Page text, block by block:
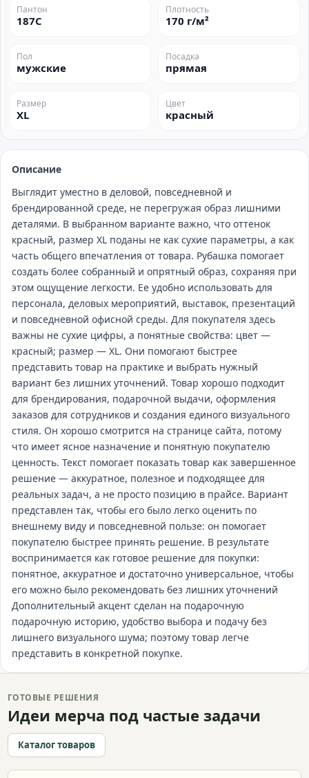
Пантон
187C
Плотность
170 г/м²
Пол
мужские
Посадка
прямая
Размер
XL
Цвет
красный
Описание
Выглядит уместно в деловой, повседневной и
брендированной среде, не перегружая образ лишними
деталями. В выбранном варианте важно, что оттенок
красный, размер XL поданы не как сухие параметры, а как
часть общего впечатления от товара. Рубашка помогает
создать более собранный и опрятный образ, сохраняя при
этом ощущение легкости. Ее удобно использовать для
персонала, деловых мероприятий, выставок, презентаций
и повседневной офисной среды. Для покупателя здесь
важны не сухие цифры, а понятные свойства: цвет —
красный; размер — XL. Они помогают быстрее
представить товар на практике и выбрать нужный
вариант без лишних уточнений. Товар хорошо подходит
для брендирования, подарочной выдачи, оформления
заказов для сотрудников и создания единого визуального
стиля. Он хорошо смотрится на странице сайта, потому
что имеет ясное назначение и понятную покупателю
ценность. Текст помогает показать товар как завершенное
решение — аккуратное, полезное и подходящее для
реальных задач, а не просто позицию в прайсе. Вариант
представлен так, чтобы его было легко оценить по
внешнему виду и повседневной пользе: он помогает
покупателю быстрее принять решение. В результате
воспринимается как готовое решение для покупки:
понятное, аккуратное и достаточно универсальное, чтобы
его можно было рекомендовать без лишних уточнений
Дополнительный акцент сделан на подарочную
подарочную историю, удобство выбора и подачу без
лишнего визуального шума; поэтому товар легче
представить в конкретной покупке.
ГОТОВЫЕ РЕШЕНИЯ
Идеи мерча под частые задачи
Каталог товаров